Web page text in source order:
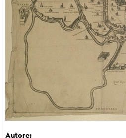
Autore: